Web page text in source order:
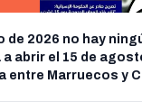
de 2026 no hay
a abrir el 15 de
entre Marruecos y